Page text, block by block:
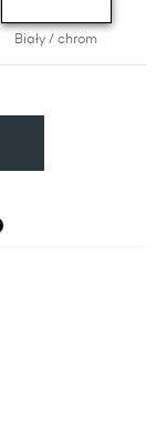
Biały / chrom